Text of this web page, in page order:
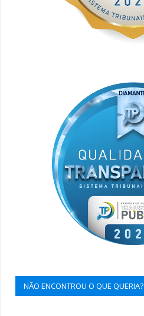
NÃO ENCONTROU O QUE QUERIA?